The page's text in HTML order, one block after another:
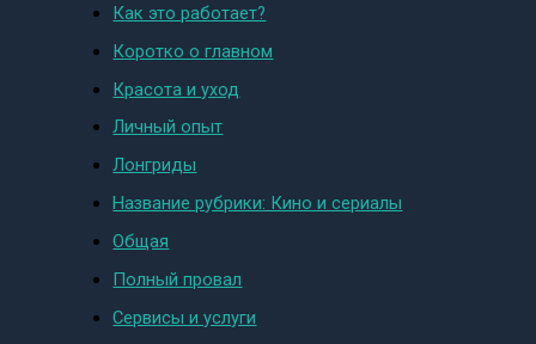
Как это работает?
Коротко о главном
Красота и уход
Личный опыт
Лонгриды
Название рубрики: Кино и сериалы
Общая
Полный провал
Сервисы и услуги